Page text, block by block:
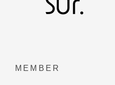
MEMBER